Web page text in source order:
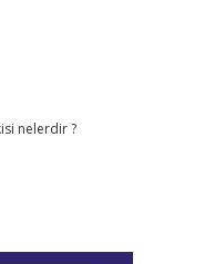
nelerdir ?